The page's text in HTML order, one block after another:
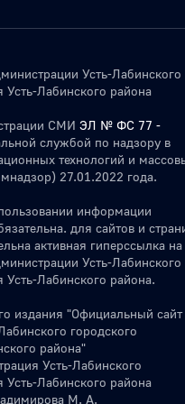
Усть-Лабинского
Усть-Лабинского района
СМИ ЭЛ № ФС 77 -
службой по надзору в
технологий и
27.01.2022 года.
информации
для сайтов и
активная гиперссылка на
Усть-Лабинского
Усть-Лабинского района.
издания "Официальный сайт
городского
района"
Усть-Лабинского
Усть-Лабинского района
М. А.